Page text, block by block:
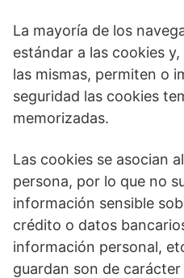
La mayoría de los
estándar a las cookies
las mismas, permiten o
seguridad las cookies
memorizadas.
Las cookies se asocian
persona, por lo que no
información sensible
crédito o datos
información personal,
guardan son de